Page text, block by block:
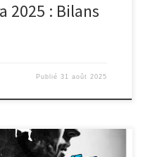
2025 : Bilans
Publié31 août 2025